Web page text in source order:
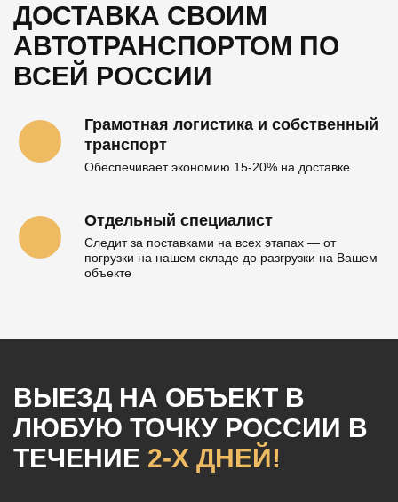
ДОСТАВКА СВОИМ
АВТОТРАНСПОРТОМ ПО
ВСЕЙ РОССИИ
Грамотная логистика и собственный
транспорт
Обеспечивает экономию 15-20% на доставке
Отдельный специалист
Следит за поставками на всех этапах — от
погрузки на нашем складе до разгрузки на Вашем
объекте
ВЫЕЗД НА ОБЪЕКТ В
ЛЮБУЮ ТОЧКУ РОССИИ В
ТЕЧЕНИЕ 2-Х ДНЕЙ!